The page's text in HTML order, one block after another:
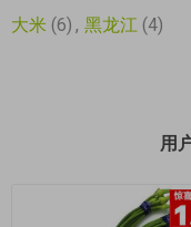
大米 (6) , 黑龙江 (4)
用